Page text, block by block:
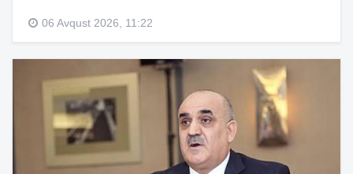
06 Avqust 2026, 11:22